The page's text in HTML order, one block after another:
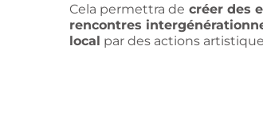
Cela permettra de créer des
rencontres
local par des actions